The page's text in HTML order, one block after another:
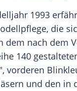
1993
die
dem nach dem
140
vorderen
und den in